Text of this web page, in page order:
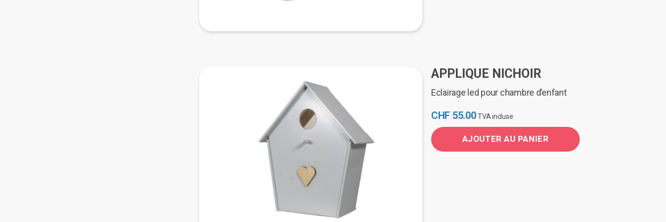
APPLIQUE NICHOIR
Eclairage led pour chambre d’enfant
CHF 55.00 TVA incluse
AJOUTER AU PANIER